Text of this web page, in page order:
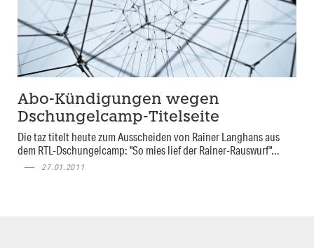
Abo-Kündigungen wegen
Dschungelcamp-Titelseite
Die taz titelt heute zum Ausscheiden von Rainer Langhans aus
dem RTL-Dschungelcamp: "So mies lief der Rainer-Rauswurf"...
27.01.2011